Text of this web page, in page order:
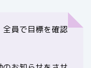
全員で目標を確認